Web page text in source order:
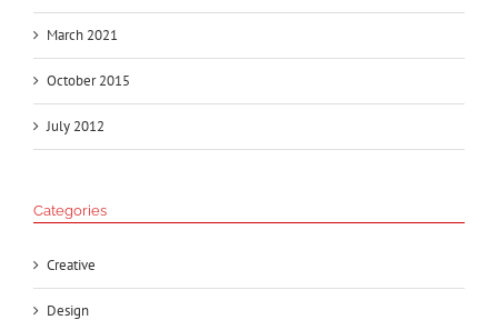
March 2021
October 2015
July 2012
Categories
Creative
Design